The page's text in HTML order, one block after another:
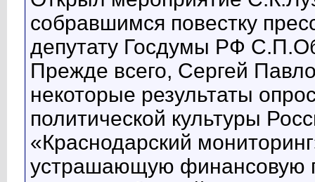
собравшимся повестку
депутату Госдумы РФ
Прежде всего, Сергей
некоторые результаты
политической культуры
«Краснодарский
устрашающую финансовую